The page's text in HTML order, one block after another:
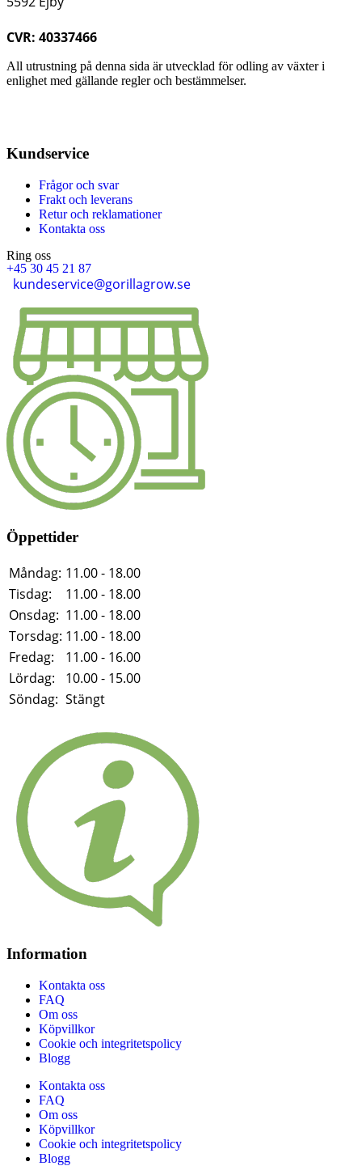
CVR: 40337466
All utrustning på denna sida är utvecklad för odling av växter i
enlighet med gällande regler och bestämmelser.
Kundservice
Frågor och svar
Frakt och leverans
Retur och reklamationer
Kontakta oss
Ring oss
+45 30 45 21 87
kundeservice@gorillagrow.se
Öppettider
Måndag: 11.00 - 18.00
Tisdag:
11.00 - 18.00
Onsdag: 11.00 - 18.00
Torsdag: 11.00 - 18.00
Fredag:
11.00 - 16.00
Lördag:
10.00 - 15.00
Söndag: Stängt
Information
Kontakta oss
FAQ
Om oss
Köpvillkor
Cookie och integritetspolicy
Blogg
Kontakta oss
FAQ
Om oss
Köpvillkor
Cookie och integritetspolicy
Blogg